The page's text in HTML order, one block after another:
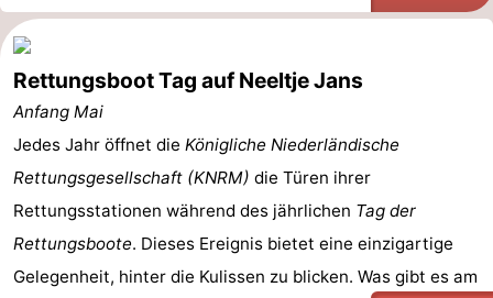
Rettungsboot Tag auf Neeltje Jans
Anfang Mai
Jedes Jahr öffnet die Königliche Niederländische
Rettungsgesellschaft (KNRM) die Türen ihrer
Rettungsstationen während des jährlichen Tag der
Rettungsboote. Dieses Ereignis bietet eine einzigartige
Gelegenheit, hinter die Kulissen zu blicken. Was gibt es am